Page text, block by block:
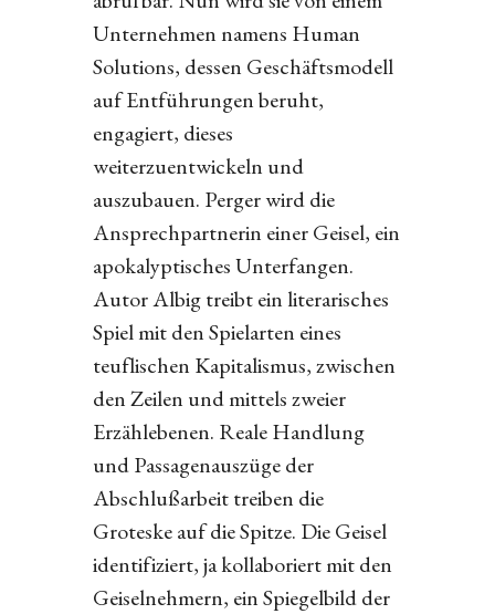
Unternehmen namens Human
Solutions, dessen Geschäftsmodell
auf Entführungen beruht,
engagiert, dieses
weiterzuentwickeln und
auszubauen. Perger wird die
Ansprechpartnerin einer Geisel, ein
apokalyptisches Unterfangen.
Autor Albig treibt ein literarisches
Spiel mit den Spielarten eines
teuflischen Kapitalismus, zwischen
den Zeilen und mittels zweier
Erzählebenen. Reale Handlung
und Passagenauszüge der
Abschlußarbeit treiben die
Groteske auf die Spitze. Die Geisel
identifiziert, ja kollaboriert mit den
Geiselnehmern, ein Spiegelbild der